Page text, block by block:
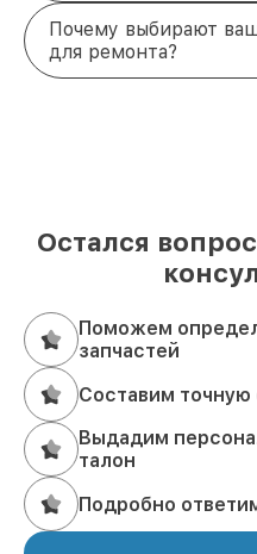
Почему выбирают
для ремонта?
Остался
Поможем
запчастей
Составим точную
Выдадим
талон
Подробно